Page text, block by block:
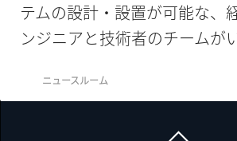
テムの設計・設置が可能な、
ンジニアと技術者のチームが
ニュースルーム